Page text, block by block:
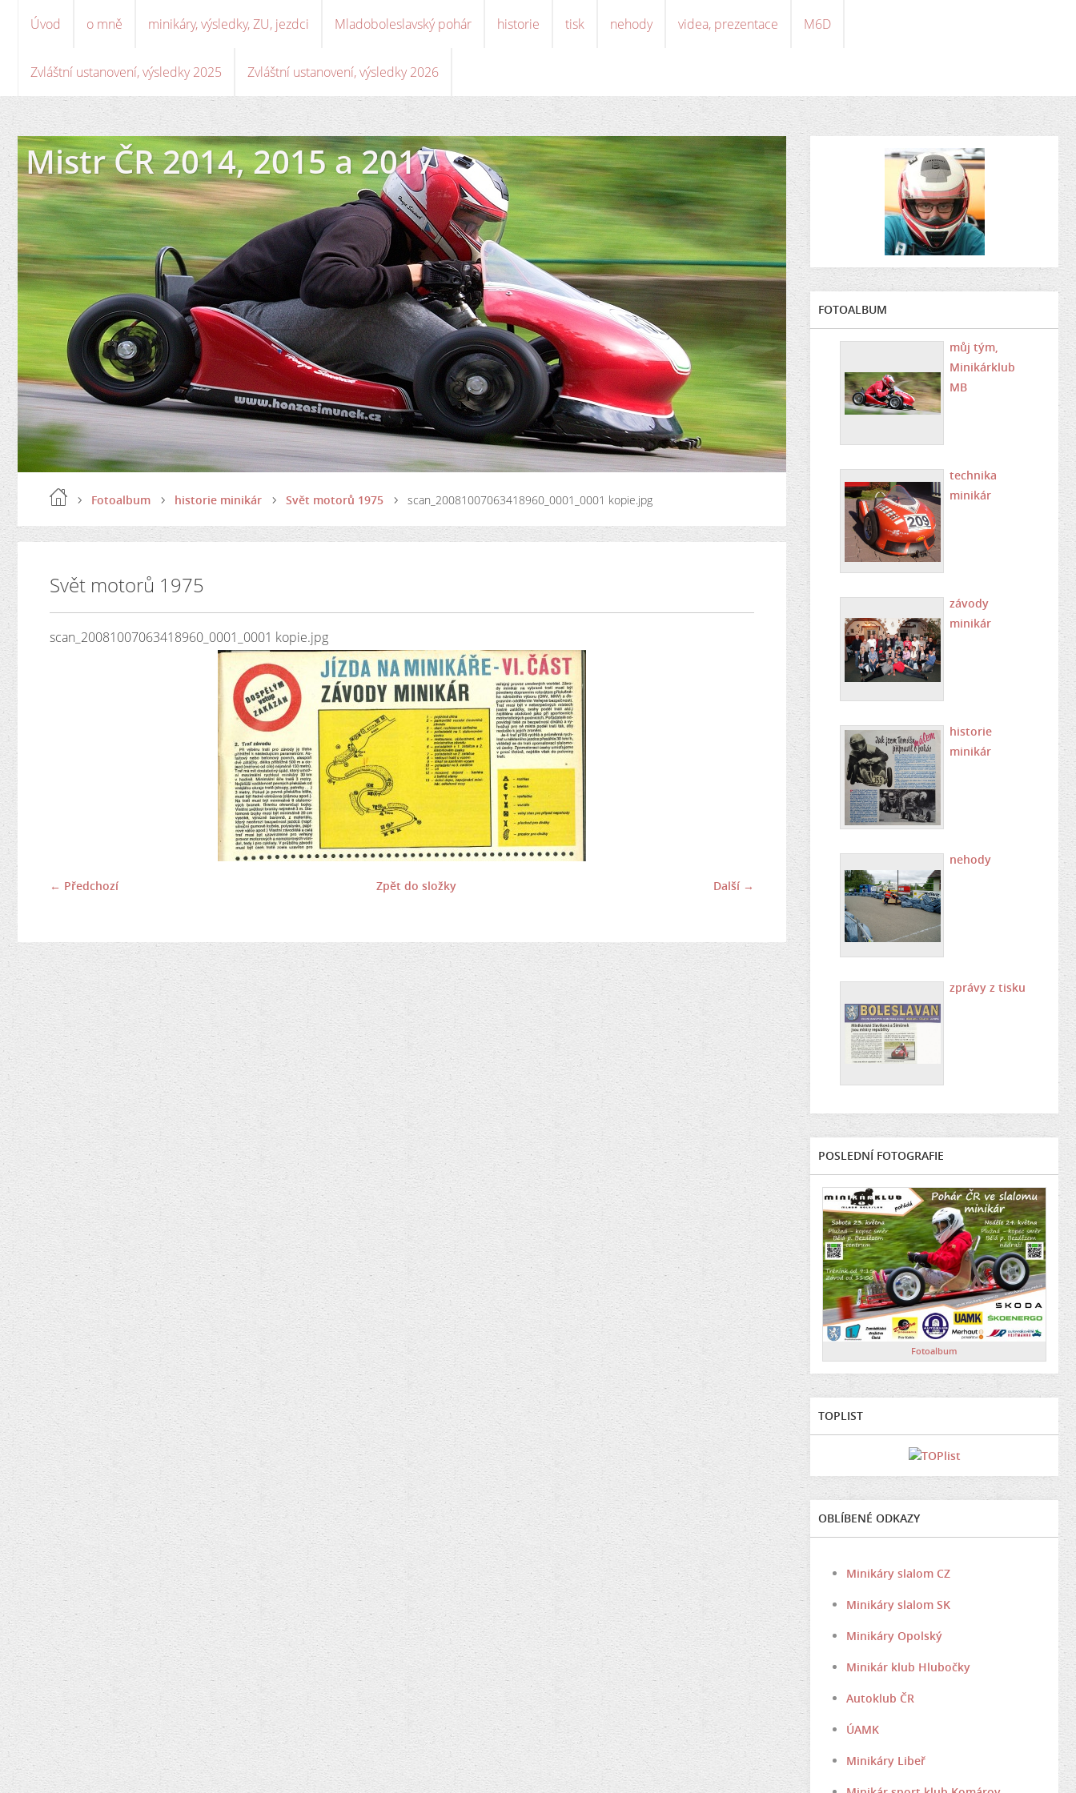
Úvod o mně minikáry, výsledky, ZU, jezdci Mladoboleslavský pohár historie tisk nehody videa, prezentace M6D
Zvláštní ustanovení, výsledky 2025 Zvláštní ustanovení, výsledky 2026
Mistr ČR 2014, 2015 a 2017
Fotoalbum historie minikár Svět motorů 1975 scan_20081007063418960_0001_0001 kopie.jpg
Svět motorů 1975
scan_20081007063418960_0001_0001 kopie.jpg
← Předchozí Další →
Zpět do složky
FOTOALBUM
můj tým,
Minikárklub
MB
technika
minikár
závody
minikár
historie
minikár
nehody
zprávy z tisku
POSLEDNÍ FOTOGRAFIE
Fotoalbum
TOPLIST
OBLÍBENÉ ODKAZY
Minikáry slalom CZ
Minikáry slalom SK
Minikáry Opolský
Minikár klub Hlubočky
Autoklub ČR
ÚAMK
Minikáry Libeř